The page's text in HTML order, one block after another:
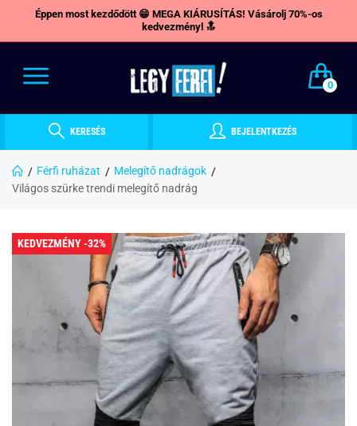
Éppen most kezdődött 😁 MEGA KIÁRUSÍTÁS! Vásárolj 70%-os
kedvezményl 🔝
0
KERESÉS BEJELENTKEZÉS
Férfi ruházat
Melegítő nadrágok
Világos szürke trendi melegítő nadrág
KEDVEZMÉNY -32%